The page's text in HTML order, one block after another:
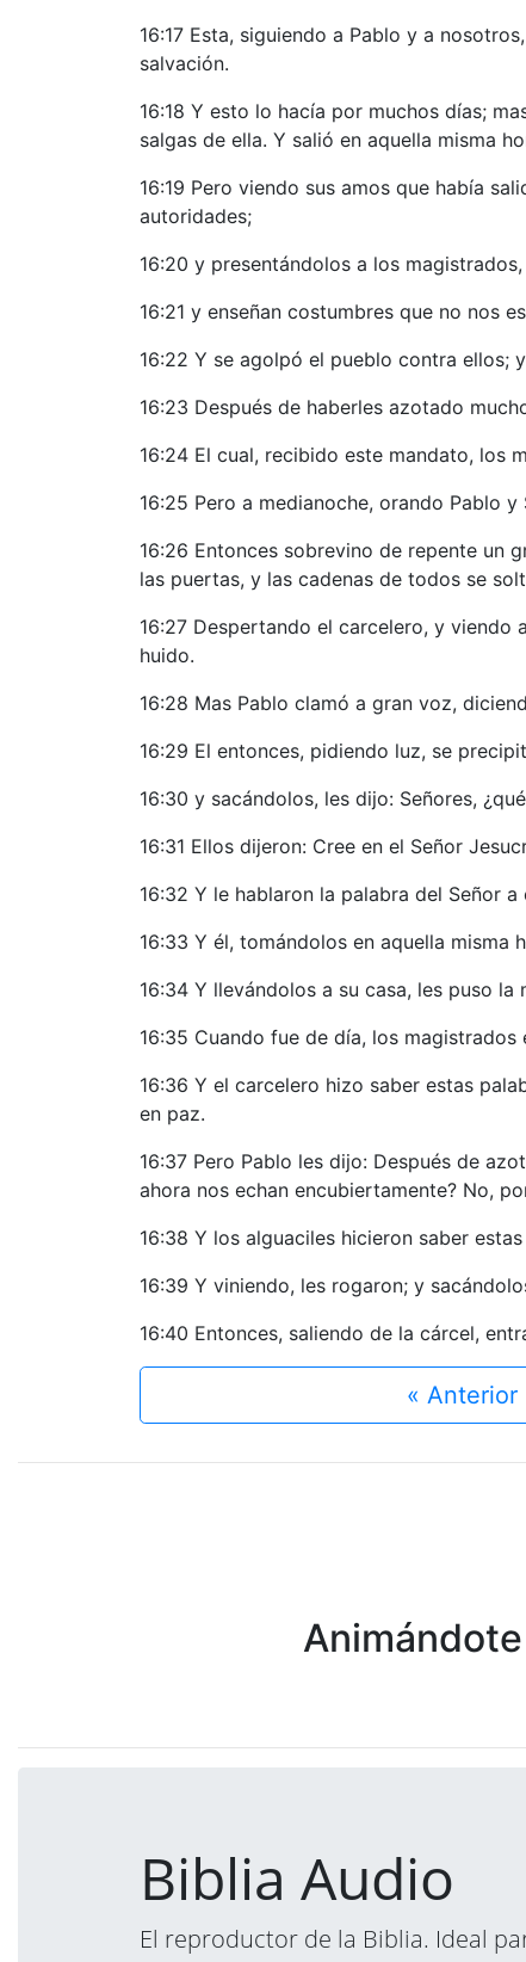
16:17 Esta, siguiendo a Pablo y a
salvación.
16:18 Y esto lo hacía por muchos días;
salgas de ella. Y salió en aquella misma
16:19 Pero viendo sus amos que había
autoridades;
16:20 y presentándolos a los
16:21 y enseñan costumbres que no nos
16:22 Y se agolpó el pueblo contra ellos;
16:23 Después de haberles azotado
16:24 El cual, recibido este mandato, los
16:25 Pero a medianoche, orando Pablo
16:26 Entonces sobrevino de repente un
las puertas, y las cadenas de todos se
16:27 Despertando el carcelero, y viendo
huido.
16:28 Mas Pablo clamó a gran voz,
16:29 El entonces, pidiendo luz, se
16:30 y sacándolos, les dijo: Señores,
16:31 Ellos dijeron: Cree en el Señor
16:32 Y le hablaron la palabra del Señor
16:33 Y él, tomándolos en aquella misma
16:34 Y llevándolos a su casa, les puso
16:35 Cuando fue de día, los
16:36 Y el carcelero hizo saber estas
en paz.
16:37 Pero Pablo les dijo: Después de
ahora nos echan encubiertamente? No,
16:38 Y los alguaciles hicieron saber
16:39 Y viniendo, les rogaron; y
16:40 Entonces, saliendo de la cárcel,
« Anterior
Biblia Audio
El reproductor de la Biblia. Ideal